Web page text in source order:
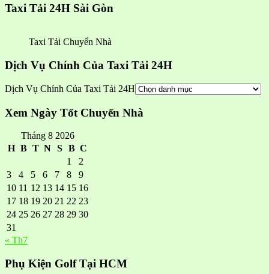
Taxi Tải 24H Sài Gòn
Taxi Tải Chuyển Nhà
Dịch Vụ Chính Của Taxi Tải 24H
Dịch Vụ Chính Của Taxi Tải 24H
Xem Ngày Tốt Chuyển Nhà
Tháng 8 2026
H B T N S B C
1
2
3
4 5 6 7 8
9
10 11 12 13 14 15 16
17 18 19 20 21 22 23
24 25 26 27 28 29 30
31
« Th7
Phụ Kiện Golf Tại HCM